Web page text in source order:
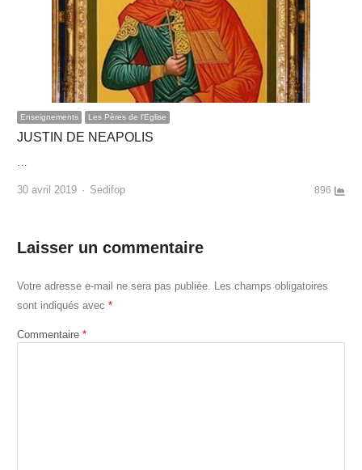
Enseignements Les Pères de l'Eglise
JUSTIN DE NEAPOLIS
…
30 avril 2019 Author
Sedifop 896
Laisser un commentaire
Votre adresse e-mail ne sera pas publiée.
Les champs obligatoires
sont indiqués avec *
Commentaire *